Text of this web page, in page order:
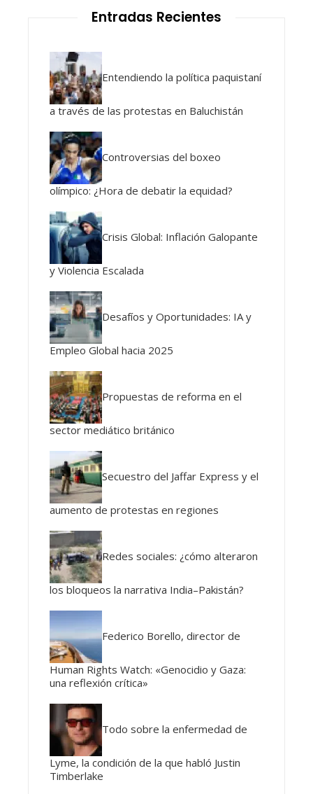
Entradas Recientes
Entendiendo la política paquistaní
a través de las protestas en Baluchistán
Controversias del boxeo
olímpico: ¿Hora de debatir la equidad?
Crisis Global: Inflación Galopante
y Violencia Escalada
Desafíos y Oportunidades: IA y
Empleo Global hacia 2025
Propuestas de reforma en el
sector mediático británico
Secuestro del Jaffar Express y el
aumento de protestas en regiones
Redes sociales: ¿cómo alteraron
los bloqueos la narrativa India–Pakistán?
Federico Borello, director de
Human Rights Watch: «Genocidio y Gaza:
una reflexión crítica»
Todo sobre la enfermedad de
Lyme, la condición de la que habló Justin
Timberlake